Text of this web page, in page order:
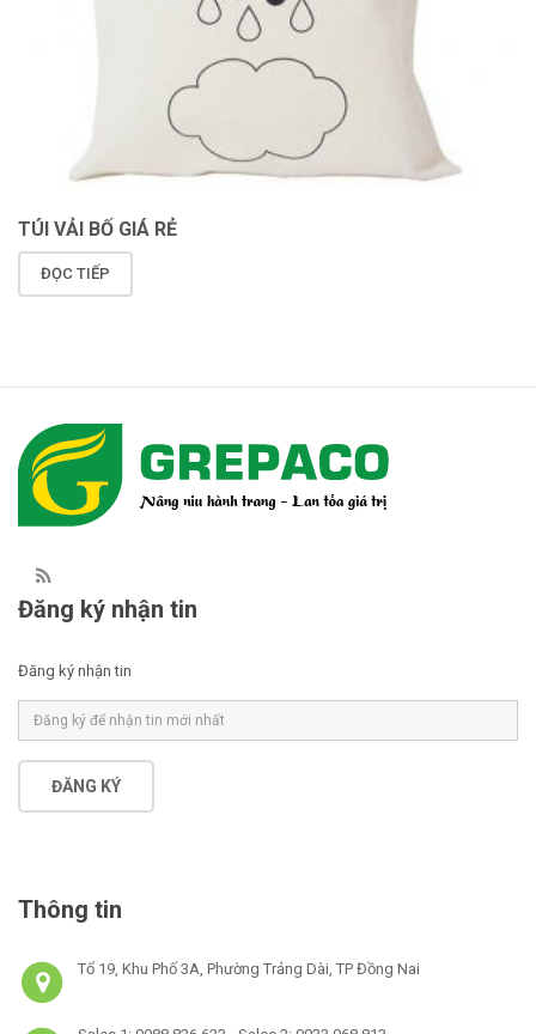
TÚI VẢI BỐ GIÁ RẺ
ĐỌC TIẾP
Đăng ký nhận tin
Đăng ký nhận tin
ĐĂNG KÝ
Thông tin
Tổ 19, Khu Phố 3A, Phường Trảng Dài, TP Đồng Nai